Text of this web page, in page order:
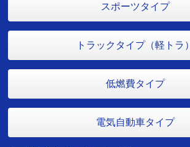
スポーツタイプ
トラックタイプ（軽トラ）
低燃費タイプ
電気自動車タイプ